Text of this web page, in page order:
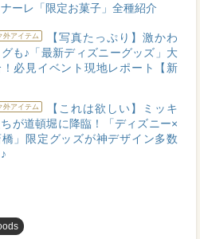
ーレ「限定お菓子」全種紹介
外アイテム
【写真たっぷり】激かわ
も♪「最新ディズニーグッズ」大
必見イベント現地レポート【新
外アイテム
【これは欲しい】ミッキ
が道頓堀に降臨！「ディズニー×
」限定グッズが神デザイン多数